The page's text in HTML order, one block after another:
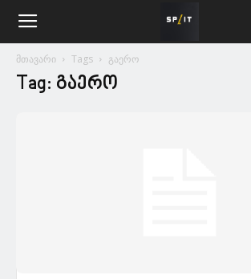
მთავარი Tags გაერო
Tag: გაერო